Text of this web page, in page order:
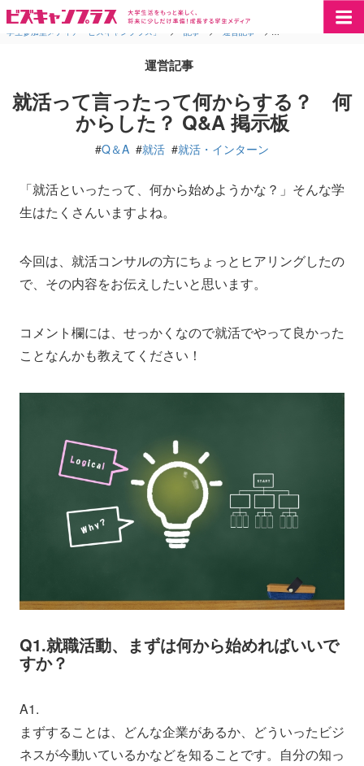
学生参加型メディア「ビズキャンプラス」 > 記事 > 運営記事 > 就活って言ったって
運営記事
就活って言ったって何からする？ 何
からした？ Q&A 掲示板
#Q＆A #就活 #就活・インターン
「就活といったって、何から始めようかな？」そんな学
生はたくさんいますよね。
今回は、就活コンサルの方にちょっとヒアリングしたの
で、その内容をお伝えしたいと思います。
コメント欄には、せっかくなので就活でやって良かった
ことなんかも教えてください！
Q1.就職活動、まずは何から始めればいいで
すか？
A1.
まずすることは、どんな企業があるか、どういったビジ
ネスが今動いているかなどを知ることです。自分の知っ